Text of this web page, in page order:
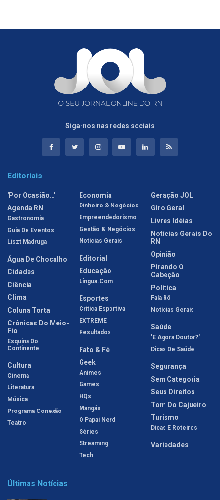
Siga-nos nas redes sociais
Editoriais
'Por Ocasião…'
Agenda RN
Gastronomia
Guia De Eventos
Liszt Madruga
Água De Chocalho
Cidades
Ciência
Clima
Coluna Torta
Crônicas Do Meio-
Fio
Esquina Do
Continente
Cultura
Cinema
Literatura
Música
Programa Conexão
Teatro
Economia
Dinheiro & Negócios
Empreendedorismo
Gestão & Negócios
Notícias Gerais
Editorial
Educação
Língua.com
Esportes
Crítica Esportiva
EXTREME
Resultados
Fato & Fé
Geek
Animes
Games
HQs
Mangás
O Papai Nerd
Séries
Streaming
Tech
Geração JOL
Giro Geral
Livres Idéias
Notícias Gerais Do
RN
Opinião
Pirando O
Cabeção
Política
Fala Rô
Notícias Gerais
Saúde
'E Agora Doutor?'
Dicas De Saúde
Segurança
Sem Categoria
Seus Direitos
Tom Do Cajueiro
Turismo
Dicas E Roteiros
Variedades
Últimas Notícias